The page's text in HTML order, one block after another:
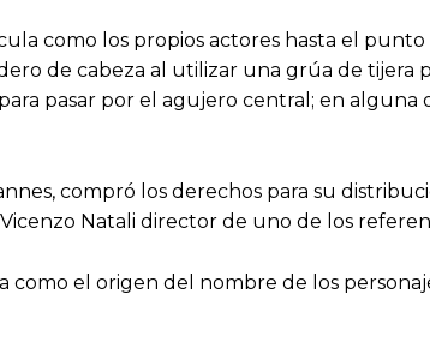
como los propios actores hasta el
de cabeza al utilizar una grúa de tijera
pasar por el agujero central; en alguna
compró los derechos para su
Natali director de uno de los
el origen del nombre de los